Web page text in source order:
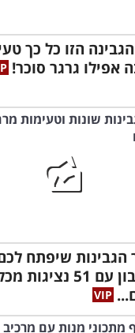
הזו כל כך
אפילו גרגר סוכר!
הגבינות שיפתח
התיאבון עם 51 נציגות